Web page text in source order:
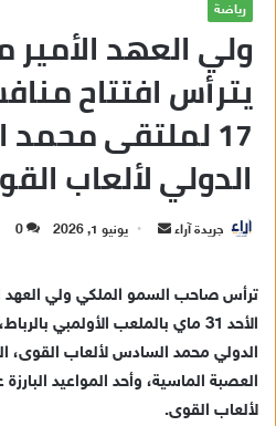
رياضة
ولي العهد
يترأس افتتاح
17 لملتقى
الدولي لألعاب
جريدة آراء
ي
يونيو 1, 2026 0
ترأس صاحب السمو الملكي ولي العهد
الدولي محمد السادس لألعاب القوى،
العصبة الماسية، وأحد المواعيد البارزة
لألعاب القوى.